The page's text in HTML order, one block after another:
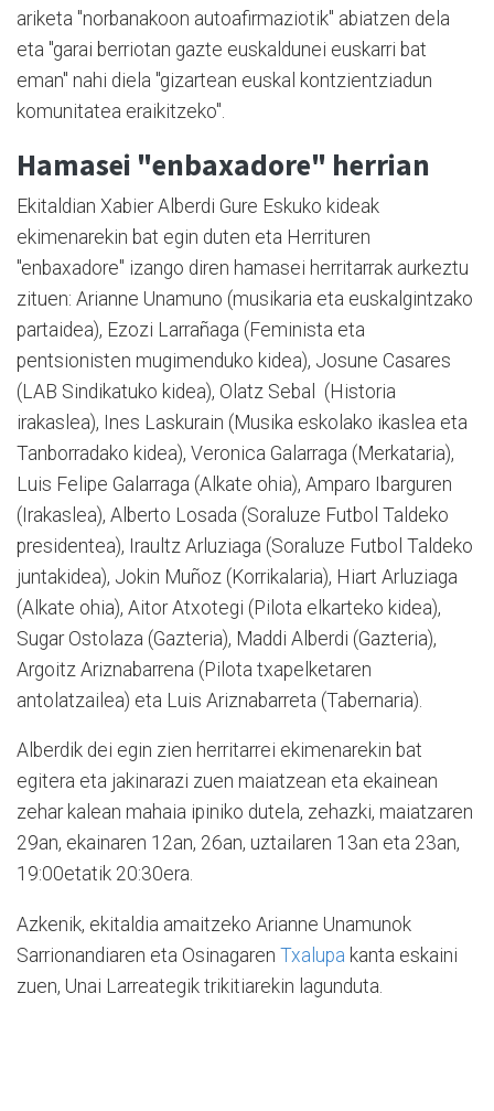
ariketa "norbanakoon autoafirmaziotik" abiatzen dela
eta "garai berriotan gazte euskaldunei euskarri bat
eman" nahi diela "gizartean euskal kontzientziadun
komunitatea eraikitzeko".
Hamasei "enbaxadore" herrian
Ekitaldian Xabier Alberdi Gure Eskuko kideak
ekimenarekin bat egin duten eta Herrituren
"enbaxadore" izango diren hamasei herritarrak aurkeztu
zituen: Arianne Unamuno (musikaria eta euskalgintzako
partaidea), Ezozi Larrañaga (Feminista eta
pentsionisten mugimenduko kidea), Josune Casares
(LAB Sindikatuko kidea), Olatz Sebal (Historia
irakaslea), Ines Laskurain (Musika eskolako ikaslea eta
Tanborradako kidea), Veronica Galarraga (Merkataria),
Luis Felipe Galarraga (Alkate ohia), Amparo Ibarguren
(Irakaslea), Alberto Losada (Soraluze Futbol Taldeko
presidentea), Iraultz Arluziaga (Soraluze Futbol Taldeko
juntakidea), Jokin Muñoz (Korrikalaria), Hiart Arluziaga
(Alkate ohia), Aitor Atxotegi (Pilota elkarteko kidea),
Sugar Ostolaza (Gazteria), Maddi Alberdi (Gazteria),
Argoitz Ariznabarrena (Pilota txapelketaren
antolatzailea) eta Luis Ariznabarreta (Tabernaria).
Alberdik dei egin zien herritarrei ekimenarekin bat
egitera eta jakinarazi zuen maiatzean eta ekainean
zehar kalean mahaia ipiniko dutela, zehazki, maiatzaren
29an, ekainaren 12an, 26an, uztailaren 13an eta 23an,
19:00etatik 20:30era.
Azkenik, ekitaldia amaitzeko Arianne Unamunok
Sarrionandiaren eta Osinagaren Txalupa kanta eskaini
zuen, Unai Larreategik trikitiarekin lagunduta.